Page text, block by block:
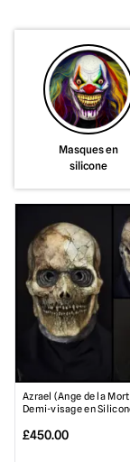
Masques en
silicone
Azrael (Ange de la
Demi-visage en
£450.00